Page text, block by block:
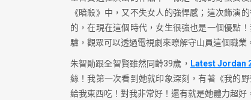
《暗殺》中，又不失女人的強悍感；這次飾演
的，在現在這個時代，女生很強也是一個優點
驗，觀眾可以透過電視劇來瞭解守山員這個職業
朱智勛跟全智賢雖然同齡39歲， Latest Jordan
絲！我第一次看到她就印象深刻，有著《我的
給我東西吃！對我非常好！還有就是她體力超